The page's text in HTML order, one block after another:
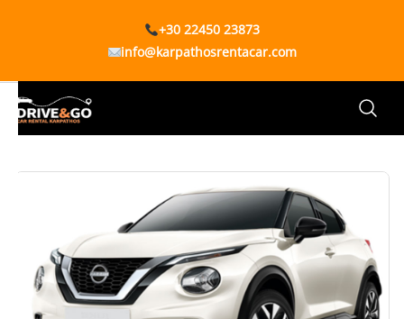
+30 22450 23873
info@karpathosrentacar.com